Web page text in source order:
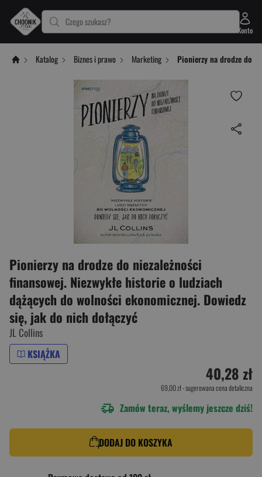
Czego szukasz?
Konto
Katalog Biznes i prawo Marketing Pionierzy na drodze do
Pionierzy na drodze do niezależności
finansowej. Niezwykłe historie o ludziach
dążących do wolności ekonomicznej. Dowiedz
się, jak do nich dołączyć
JL Collins
KSIĄŻKA
40,28 zł
69,00 zł- sugerowana cena detaliczna
Zamów teraz, wyślemy jeszcze dziś!
DODAJ DO KOSZYKA